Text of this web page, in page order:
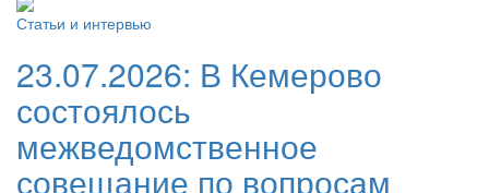
Статьи и интервью
23.07.2026: В Кемерово
состоялось
межведомственное
совещание по вопросам